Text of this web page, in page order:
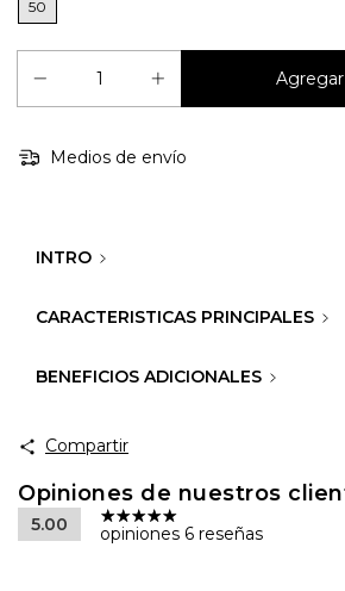
50
Medios de envío
INTRO
CARACTERISTICAS PRINCIPALES
BENEFICIOS ADICIONALES
Compartir
Opiniones de nuestros
5.00 opiniones 6 reseñas